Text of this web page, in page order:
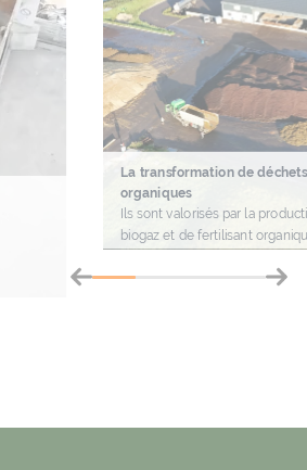
La transformation de
organiques
Ils sont valorisés par la
biogaz et de fertilisant